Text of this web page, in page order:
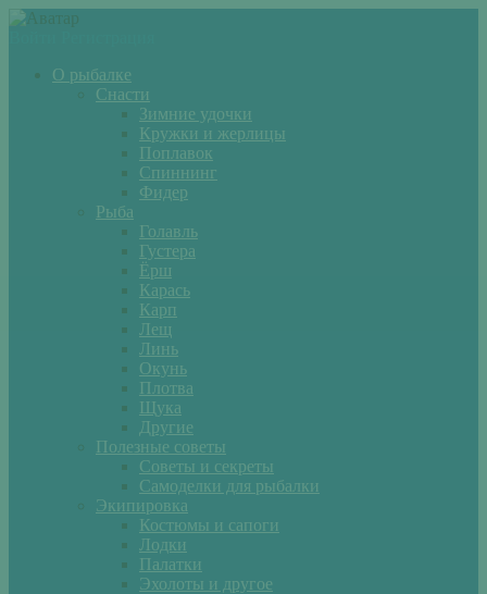
О рыбалке
Снасти
Зимние удочки
Кружки и жерлицы
Поплавок
Спиннинг
Фидер
Рыба
Голавль
Густера
Ёрш
Карась
Карп
Лещ
Линь
Окунь
Плотва
Щука
Другие
Полезные советы
Советы и секреты
Самоделки для рыбалки
Экипировка
Костюмы и сапоги
Лодки
Палатки
Эхолоты и другое